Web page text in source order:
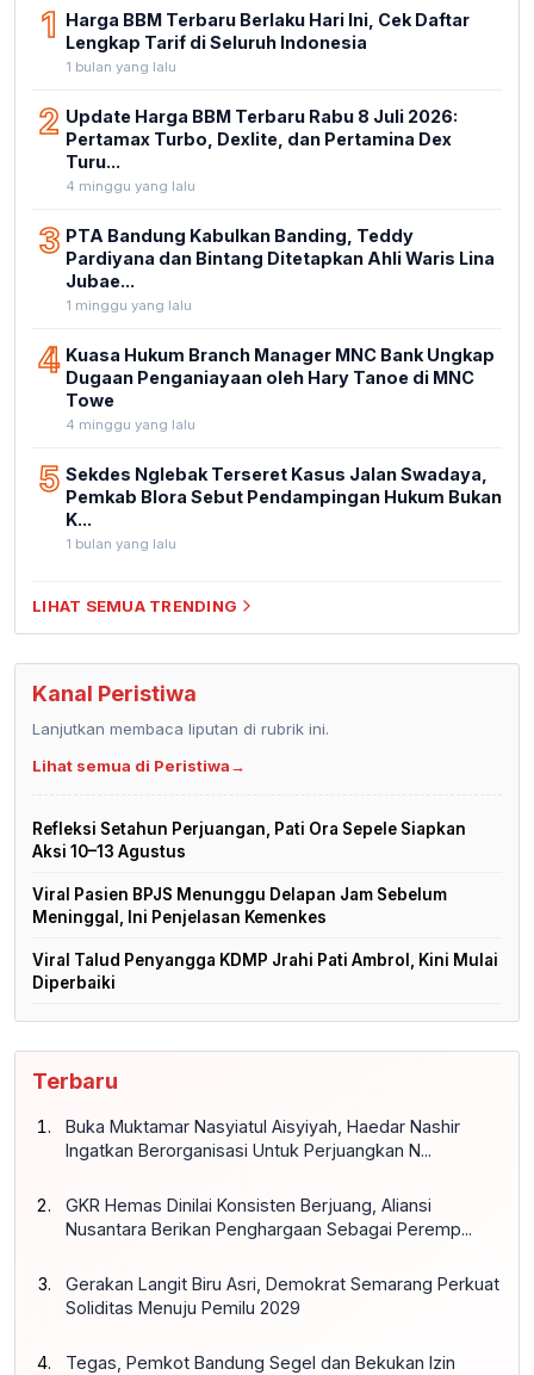
1
Harga BBM Terbaru Berlaku Hari Ini, Cek Daftar
Lengkap Tarif di Seluruh Indonesia
1 bulan yang lalu
2 Update Harga BBM Terbaru Rabu 8 Juli 2026:
Pertamax Turbo, Dexlite, dan Pertamina Dex
Turu...
4 minggu yang lalu
3 PTA Bandung Kabulkan Banding, Teddy
Pardiyana dan Bintang Ditetapkan Ahli Waris Lina
Jubae...
1 minggu yang lalu
4 Kuasa Hukum Branch Manager MNC Bank Ungkap
Dugaan Penganiayaan oleh Hary Tanoe di MNC
Towe
4 minggu yang lalu
5 Sekdes Nglebak Terseret Kasus Jalan Swadaya,
Pemkab Blora Sebut Pendampingan Hukum Bukan
K...
1 bulan yang lalu
LIHAT SEMUA TRENDING
Kanal Peristiwa
Lanjutkan membaca liputan di rubrik ini.
Lihat semua di Peristiwa→
Refleksi Setahun Perjuangan, Pati Ora Sepele Siapkan
Aksi 10–13 Agustus
Viral Pasien BPJS Menunggu Delapan Jam Sebelum
Meninggal, Ini Penjelasan Kemenkes
Viral Talud Penyangga KDMP Jrahi Pati Ambrol, Kini Mulai
Diperbaiki
Terbaru
Buka Muktamar Nasyiatul Aisyiyah, Haedar Nashir
Ingatkan Berorganisasi Untuk Perjuangkan N...
GKR Hemas Dinilai Konsisten Berjuang, Aliansi
Nusantara Berikan Penghargaan Sebagai Peremp...
Gerakan Langit Biru Asri, Demokrat Semarang Perkuat
Soliditas Menuju Pemilu 2029
Tegas, Pemkot Bandung Segel dan Bekukan Izin